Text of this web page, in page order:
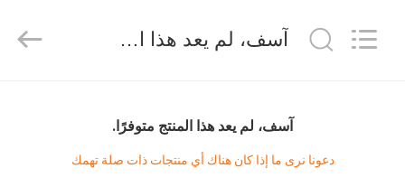
module.
آسف، لم يعد هذا المنتج متوفرًا.
آسف، لم يعد هذا المنتج متوفرًا.
دعونا نرى ما إذا كان هناك أي منتجات ذات صلة تهمك